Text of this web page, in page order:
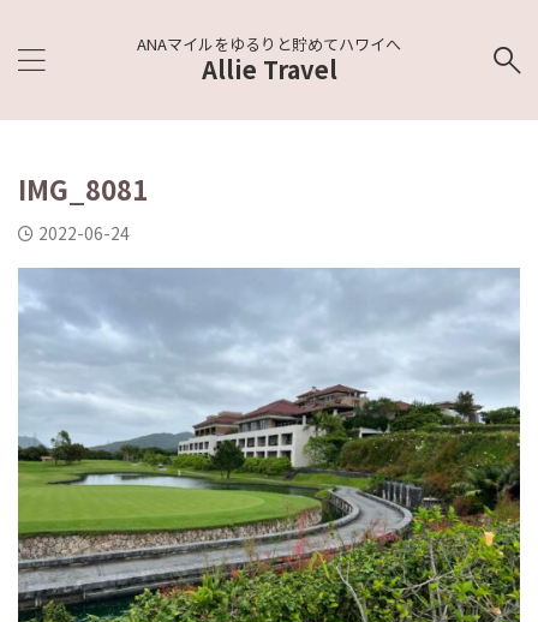
ANAマイルをゆるりと貯めてハワイへ
Allie Travel
IMG_8081
2022-06-24